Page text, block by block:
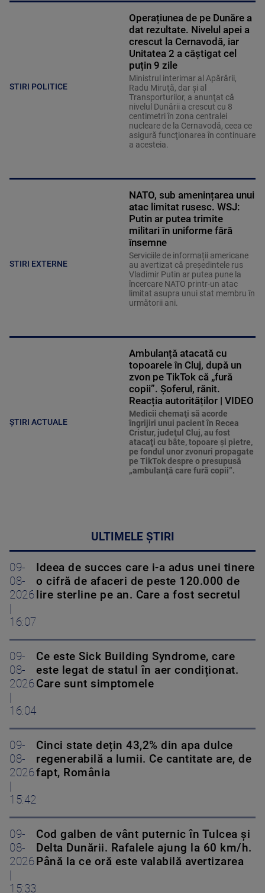
STIRI POLITICE
Operațiunea de pe Dunăre a
dat rezultate. Nivelul apei a
crescut la Cernavodă, iar
Unitatea 2 a câștigat cel
puțin 9 zile
Ministrul interimar al Apărării,
Radu Miruţă, dar şi al
Transporturilor, a anunţat că
nivelul Dunării a crescut cu 8
centimetri în zona centralei
nucleare de la Cernavodă, ceea ce
asigură funcţionarea în continuare
a acesteia.
STIRI EXTERNE
NATO, sub amenințarea unui
atac limitat rusesc. WSJ:
Putin ar putea trimite
militari în uniforme fără
însemne
Serviciile de informații americane
au avertizat că președintele rus
Vladimir Putin ar putea pune la
încercare NATO printr-un atac
limitat asupra unui stat membru în
următorii ani.
ȘTIRI ACTUALE
Ambulanță atacată cu
topoarele în Cluj, după un
zvon pe TikTok că „fură
copii”. Șoferul, rănit.
Reacția autorităților | VIDEO
Medicii chemaţi să acorde
îngrijiri unui pacient în Recea
Cristur, judeţul Cluj, au fost
atacaţi cu bâte, topoare şi pietre,
pe fondul unor zvonuri propagate
pe TikTok despre o presupusă
„ambulanţă care fură copii”.
ULTIMELE ȘTIRI
09-
08-
2026
16:07
Ideea de succes care i-a adus unei tinere
o cifră de afaceri de peste 120.000 de
lire sterline pe an. Care a fost secretul
09-
08-
2026
16:04
Ce este Sick Building Syndrome, care
este legat de statul în aer condiționat.
Care sunt simptomele
09-
08-
2026
15:42
Cinci state dețin 43,2% din apa dulce
regenerabilă a lumii. Ce cantitate are, de
fapt, România
09-
08-
2026
15:33
Cod galben de vânt puternic în Tulcea și
Delta Dunării. Rafalele ajung la 60 km/h.
Până la ce oră este valabilă avertizarea